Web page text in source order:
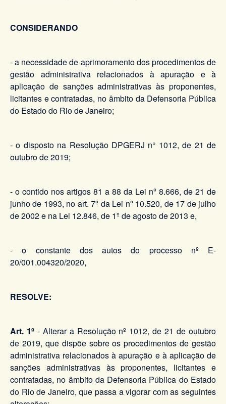
CONSIDERANDO
- a necessidade de aprimoramento dos procedimentos de
gestão administrativa relacionados à apuração e à
aplicação de sanções administrativas às proponentes,
licitantes e contratadas, no âmbito da Defensoria Pública
do Estado do Rio de Janeiro;
- o disposto na Resolução DPGERJ n° 1012, de 21 de
outubro de 2019;
- o contido nos artigos 81 a 88 da Lei nº 8.666, de 21 de
junho de 1993, no art. 7º da Lei nº 10.520, de 17 de julho
de 2002 e na Lei 12.846, de 1º de agosto de 2013 e,
- o constante dos autos do processo nº E-
20/001.004320/2020,
RESOLVE:
Art. 1º - Alterar a Resolução nº 1012, de 21 de outubro
de 2019, que dispõe sobre os procedimentos de gestão
administrativa relacionados à apuração e à aplicação de
sanções administrativas às proponentes, licitantes e
contratadas, no âmbito da Defensoria Pública do Estado
do Rio de Janeiro, que passa a vigorar com as seguintes